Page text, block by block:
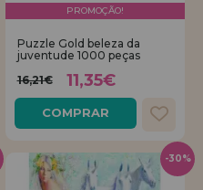
PROMOÇÃO!
Puzzle Gold beleza da
juventude 1000 peças
16,21€
11,35€
COMPRAR
-30%